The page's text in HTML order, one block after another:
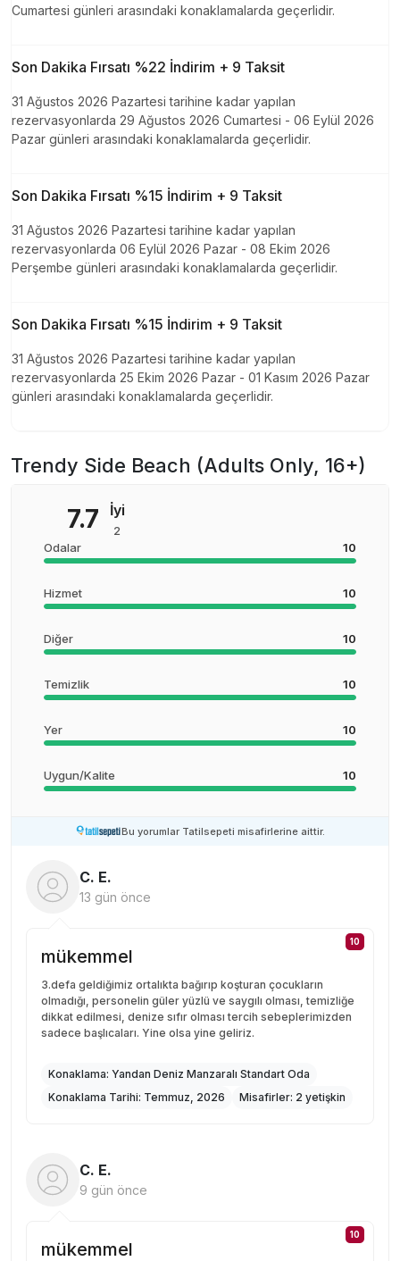
Cumartesi günleri arasındaki konaklamalarda geçerlidir.
Son Dakika Fırsatı %22 İndirim + 9 Taksit
31 Ağustos 2026 Pazartesi tarihine kadar yapılan
rezervasyonlarda 29 Ağustos 2026 Cumartesi - 06 Eylül 2026
Pazar günleri arasındaki konaklamalarda geçerlidir.
Son Dakika Fırsatı %15 İndirim + 9 Taksit
31 Ağustos 2026 Pazartesi tarihine kadar yapılan
rezervasyonlarda 06 Eylül 2026 Pazar - 08 Ekim 2026
Perşembe günleri arasındaki konaklamalarda geçerlidir.
Son Dakika Fırsatı %15 İndirim + 9 Taksit
31 Ağustos 2026 Pazartesi tarihine kadar yapılan
rezervasyonlarda 25 Ekim 2026 Pazar - 01 Kasım 2026 Pazar
günleri arasındaki konaklamalarda geçerlidir.
Trendy Side Beach (Adults Only, 16+)
7.7 İyi
2
Odalar
10
Hizmet 10
Diğer 10
Temizlik 10
Yer 10
Uygun/Kalite 10
Bu yorumlar Tatilsepeti misafirlerine aittir.
C. E.
13 gün önce
10
mükemmel
3.defa geldiğimiz ortalıkta bağırıp koşturan çocukların
olmadığı, personelin güler yüzlü ve saygılı olması, temizliğe
dikkat edilmesi, denize sıfır olması tercih sebeplerimizden
sadece başlıcaları. Yine olsa yine geliriz.
Konaklama: Yandan Deniz Manzaralı Standart Oda
Konaklama Tarihi: Temmuz, 2026 Misafirler: 2 yetişkin
C. E.
9 gün önce
10
mükemmel